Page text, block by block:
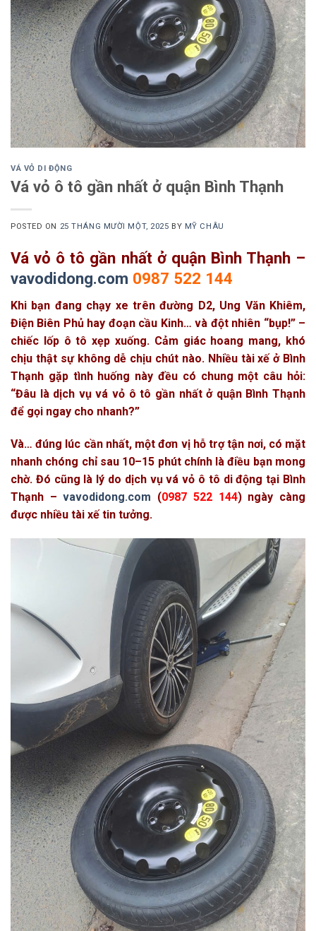
VÁ VỎ DI ĐỘNG
Vá vỏ ô tô gần nhất ở quận Bình Thạnh
POSTED ON 25 THÁNG MƯỜI MỘT, 2025 BY MỸ CHÂU
Vá vỏ ô tô gần nhất ở quận Bình Thạnh –
vavodidong.com 0987 522 144
Khi bạn đang chạy xe trên đường D2, Ung Văn Khiêm,
Điện Biên Phủ hay đoạn cầu Kinh… và đột nhiên “bụp!” –
chiếc lốp ô tô xẹp xuống. Cảm giác hoang mang, khó
chịu thật sự không dễ chịu chút nào. Nhiều tài xế ở Bình
Thạnh gặp tình huống này đều có chung một câu hỏi:
“Đâu là dịch vụ vá vỏ ô tô gần nhất ở quận Bình Thạnh
để gọi ngay cho nhanh?”
Và… đúng lúc cần nhất, một đơn vị hỗ trợ tận nơi, có mặt
nhanh chóng chỉ sau 10–15 phút chính là điều bạn mong
chờ. Đó cũng là lý do dịch vụ vá vỏ ô tô di động tại Bình
Thạnh –vavodidong.com (0987 522 144) ngày càng
được nhiều tài xế tin tưởng.